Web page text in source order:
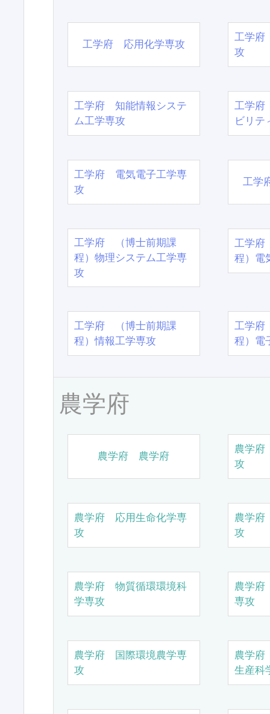
工学府 応用化学専攻
工学府
攻
工学府 知能情報システ
ム工学専攻
工学府
ビリテ
工学府 電気電子工学専
攻
工学
工学府 （博士前期課
程）物理システム工学専
攻
工学
程）電
工学府 （博士前期課
程）情報工学専攻
工学
程）電
農学府
農学府 農学府
農学
攻
農学府 応用生命化学専
攻
農学
攻
農学府 物質循環環境科
学専攻
農学
専攻
農学府 国際環境農学専
攻
農学
生産科